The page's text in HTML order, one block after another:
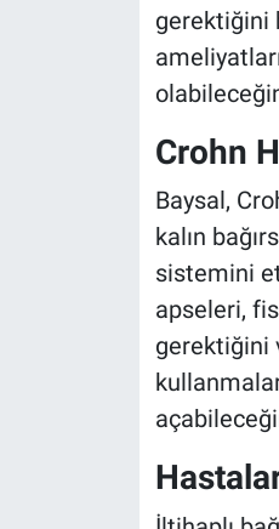
gerektiğini
Crohn
Baysal,
kalın
sistemini
apseleri,
gerektiğini